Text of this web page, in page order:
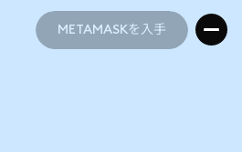
METAMASKを入手